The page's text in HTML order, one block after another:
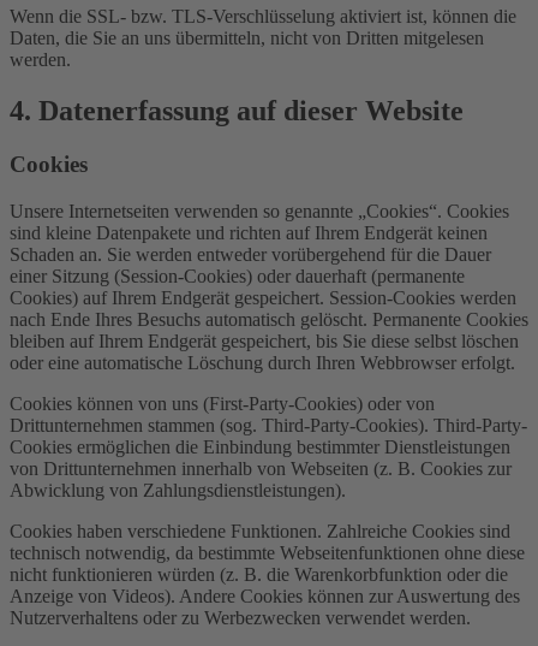
Wenn die SSL- bzw. TLS-Verschlüsselung aktiviert ist, können die
Daten, die Sie an uns übermitteln, nicht von Dritten mitgelesen
werden.
4. Datenerfassung auf dieser Website
Cookies
Unsere Internetseiten verwenden so genannte „Cookies“. Cookies
sind kleine Datenpakete und richten auf Ihrem Endgerät keinen
Schaden an. Sie werden entweder vorübergehend für die Dauer
einer Sitzung (Session-Cookies) oder dauerhaft (permanente
Cookies) auf Ihrem Endgerät gespeichert. Session-Cookies werden
nach Ende Ihres Besuchs automatisch gelöscht. Permanente Cookies
bleiben auf Ihrem Endgerät gespeichert, bis Sie diese selbst löschen
oder eine automatische Löschung durch Ihren Webbrowser erfolgt.
Cookies können von uns (First-Party-Cookies) oder von
Drittunternehmen stammen (sog. Third-Party-Cookies). Third-Party-
Cookies ermöglichen die Einbindung bestimmter Dienstleistungen
von Drittunternehmen innerhalb von Webseiten (z. B. Cookies zur
Abwicklung von Zahlungsdienstleistungen).
Cookies haben verschiedene Funktionen. Zahlreiche Cookies sind
technisch notwendig, da bestimmte Webseitenfunktionen ohne diese
nicht funktionieren würden (z. B. die Warenkorbfunktion oder die
Anzeige von Videos). Andere Cookies können zur Auswertung des
Nutzerverhaltens oder zu Werbezwecken verwendet werden.